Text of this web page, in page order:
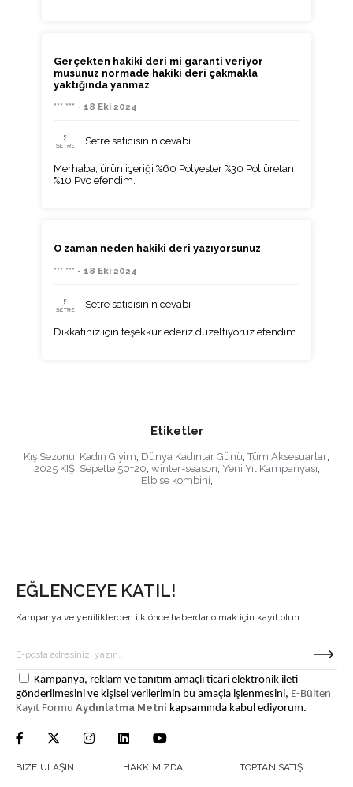
Gerçekten hakiki deri mi garanti veriyor
musunuz normade hakiki deri çakmakla
yaktığında yanmaz
*** *** - 18 Eki 2024
Setre satıcısının cevabı
Merhaba, ürün içeriği %60 Polyester %30 Poliüretan
%10 Pvc efendim.
O zaman neden hakiki deri yazıyorsunuz
*** *** - 18 Eki 2024
Setre satıcısının cevabı
Dikkatiniz için teşekkür ederiz düzeltiyoruz efendim
Etiketler
Kış Sezonu, Kadın Giyim, Dünya Kadınlar Günü, Tüm Aksesuarlar,
2025 KIŞ, Sepette 50+20, winter-season, Yeni Yıl Kampanyası,
Elbise kombini,
EĞLENCEYE KATIL!
Kampanya ve yeniliklerden ilk önce haberdar olmak için kayıt olun
Kampanya, reklam ve tanıtım amaçlı ticari elektronik ileti
gönderilmesini ve kişisel verilerimin bu amaçla işlenmesini, E-Bülten
Kayıt Formu Aydınlatma Metni kapsamında kabul ediyorum.
BIZE ULAŞIN HAKKIMIZDA TOPTAN SATIŞ